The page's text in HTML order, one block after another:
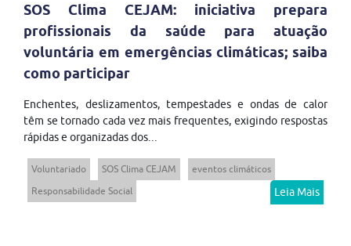
SOS Clima CEJAM: iniciativa prepara
profissionais da saúde para atuação
voluntária em emergências climáticas; saiba
como participar
Enchentes, deslizamentos, tempestades e ondas de calor
têm se tornado cada vez mais frequentes, exigindo respostas
rápidas e organizadas dos...
Voluntariado SOS Clima CEJAM
eventos climáticos
Responsabilidade Social
Leia Mais